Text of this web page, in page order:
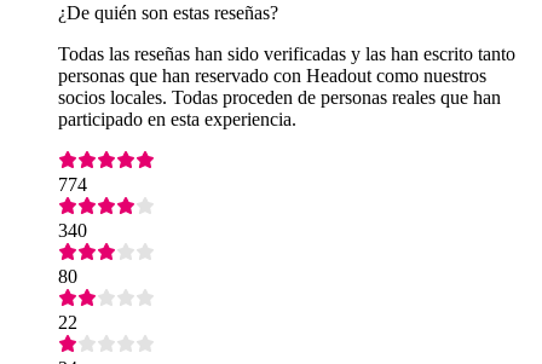
¿De quién son estas reseñas?
Todas las reseñas han sido verificadas y las han escrito tanto
personas que han reservado con Headout como nuestros
socios locales. Todas proceden de personas reales que han
participado en esta experiencia.
774
340
80
22